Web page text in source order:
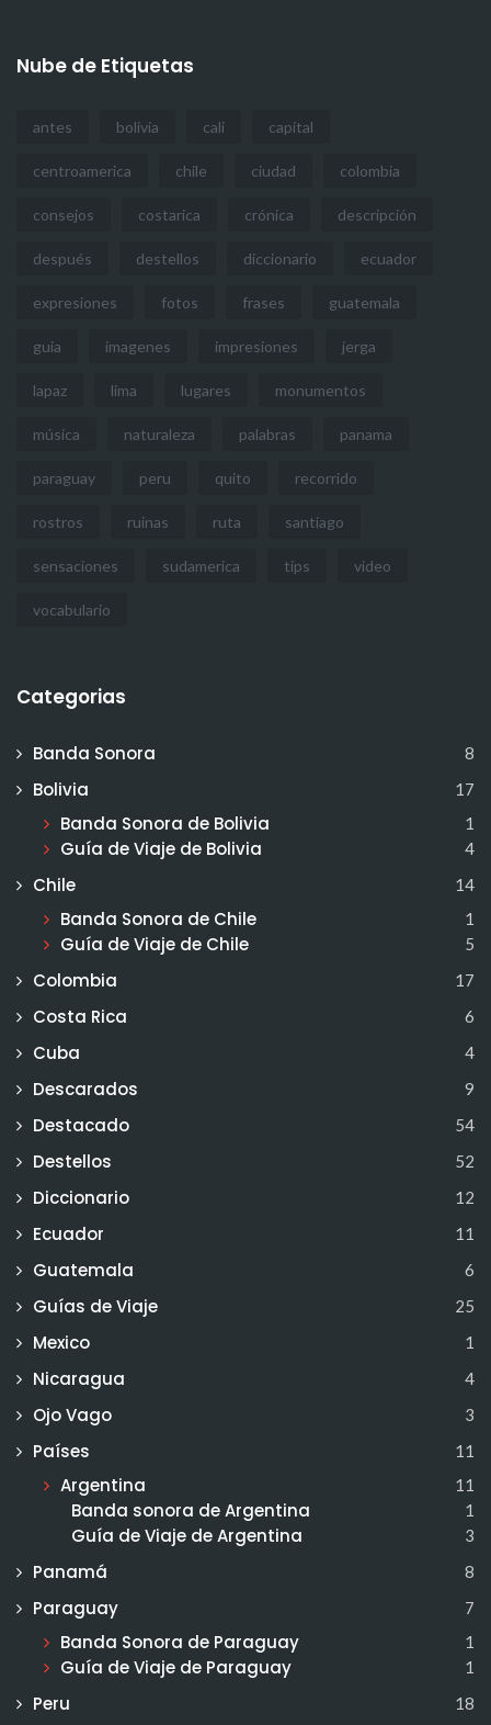
Nube de Etiquetas
antes bolivia cali capital
centroamerica chile ciudad colombia
consejos costarica crónica descripción
después destellos diccionario ecuador
expresiones fotos frases guatemala
guia imagenes impresiones jerga
lapaz lima lugares monumentos
música naturaleza palabras panama
paraguay peru quito recorrido
rostros ruinas ruta santiago
sensaciones sudamerica tips video
vocabulario
Categorias
Banda Sonora 8
Bolivia 17
Banda Sonora de Bolivia 1
Guía de Viaje de Bolivia 4
Chile 14
Banda Sonora de Chile 1
Guía de Viaje de Chile 5
Colombia 17
Costa Rica 6
Cuba 4
Descarados 9
Destacado 54
Destellos 52
Diccionario 12
Ecuador 11
Guatemala 6
Guías de Viaje 25
Mexico 1
Nicaragua 4
Ojo Vago 3
Países 11
Argentina 11
Banda sonora de Argentina 1
Guía de Viaje de Argentina 3
Panamá 8
Paraguay 7
Banda Sonora de Paraguay 1
Guía de Viaje de Paraguay 1
Peru 18